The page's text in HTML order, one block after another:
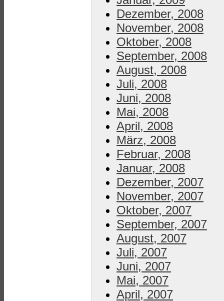
Dezember, 2008
November, 2008
Oktober, 2008
September, 2008
August, 2008
Juli, 2008
Juni, 2008
Mai, 2008
April, 2008
März, 2008
Februar, 2008
Januar, 2008
Dezember, 2007
November, 2007
Oktober, 2007
September, 2007
August, 2007
Juli, 2007
Juni, 2007
Mai, 2007
April, 2007